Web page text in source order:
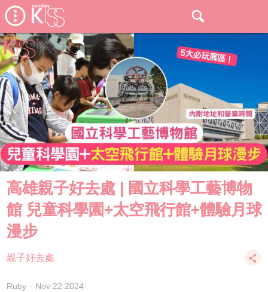
高雄親子好去處 | 國立科學工藝博物
館 兒童科學園+太空飛行館+體驗月球
漫步
親子好去處
Ruby Nov 22 2024